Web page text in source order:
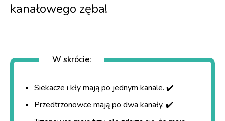
kanałowego zęba!
W skrócie:
Siekacze i kły mają po jednym kanale. ✔️
Przedtrzonowce mają po dwa kanały. ✔️